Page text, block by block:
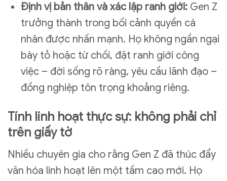
Định vị bản thân và xác lập ranh giới: Gen Z
trưởng thành trong bối cảnh quyền cá
nhân được nhấn mạnh. Họ không ngần ngại
bày tỏ hoặc từ chối, đặt ranh giới công
việc – đời sống rõ ràng, yêu cầu lãnh đạo –
đồng nghiệp tôn trọng khoảng riêng.
Tính linh hoạt thực sự: không phải chỉ
trên giấy tờ
Nhiều chuyên gia cho rằng Gen Z đã thúc đẩy
văn hóa linh hoạt lên một tầm cao mới. Họ